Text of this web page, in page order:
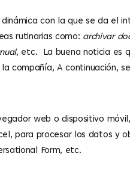
con la que se da el
rutinarias como: archivar
, etc. La buena noticia es
compañía, A continuación,
web o dispositivo
para procesar los datos y
Form, etc.